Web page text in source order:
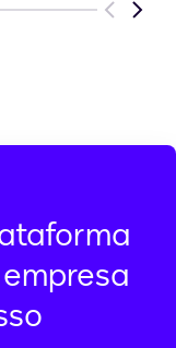
Previous
Next